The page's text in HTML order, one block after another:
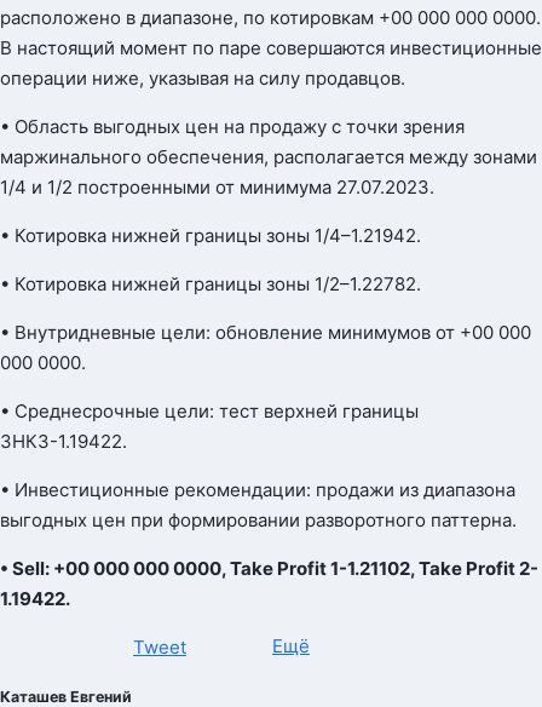
расположено в диапазоне, по котировкам +00 000 000 0000.
В настоящий момент по паре совершаются инвестиционные
операции ниже, указывая на силу продавцов.
• Область выгодных цен на продажу с точки зрения
маржинального обеспечения, располагается между зонами
1/4 и 1/2 построенными от минимума 27.07.2023.
• Котировка нижней границы зоны 1/4–1.21942.
• Котировка нижней границы зоны 1/2–1.22782.
• Внутридневные цели: обновление минимумов от +00 000
000 0000.
• Среднесрочные цели: тест верхней границы
ЗНКЗ-1.19422.
• Инвестиционные рекомендации: продажи из диапазона
выгодных цен при формировании разворотного паттерна.
• Sell: +00 000 000 0000, Take Profit 1-1.21102, Take Profit 2-
1.19422.
Tweet Ещё
Каташев Евгений